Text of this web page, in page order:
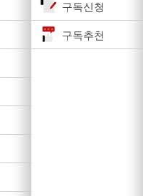
구독신청
구독추천